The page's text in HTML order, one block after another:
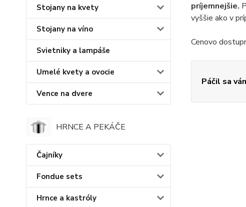
Stojany na kvety
Stojany na víno
Svietniky a lampáše
Umelé kvety a ovocie
Vence na dvere
HRNCE A PEKÁČE
Čajníky
Fondue sets
Hrnce a kastróly
príjemnejšie.
vyššie ako v
Cenovo
Páčil sa